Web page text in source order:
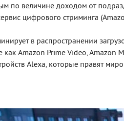
по величине доходом от
цифрового стриминга
в распространении
как Amazon Prime Video, Amazon
Alexa, которые правят